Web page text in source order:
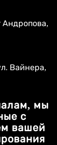
Андропова,
Вайнера,
мы
с
вашей